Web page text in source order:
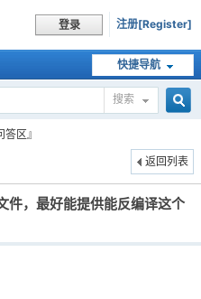
登录 注册[Register]
快捷导航
搜索
索
答区』
返回列表
件，最好能提供能反编译这个